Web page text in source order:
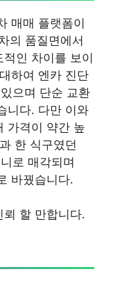
매매 플랫폼이
의 품질면에서
인 차이를 보이
하여 엔카 진단
으며 단순 교환
니다. 다만 이와
가격이 약간 높
한 식구였던
로 매각되며
바꿨습니다.
할 만합니다.